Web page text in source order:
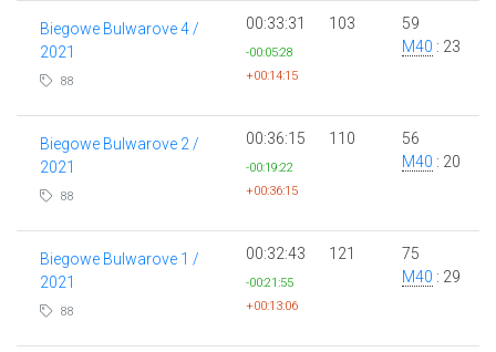
Biegowe Bulwarove 4 /
2021
88
00:33:31
-00:05:28
+00:14:15
103
59
M40 : 23
Biegowe Bulwarove 2 /
2021
88
00:36:15
-00:19:22
+00:36:15
110
56
M40 : 20
Biegowe Bulwarove 1 /
2021
88
00:32:43
-00:21:55
+00:13:06
121
75
M40 : 29